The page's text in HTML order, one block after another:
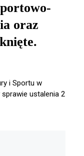
oraz
i Sportu w
sprawie ustalenia 2